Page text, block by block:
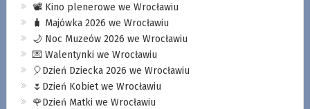
📽️ Kino plenerowe we Wrocławiu
🧳 Majówka 2026 we Wrocławiu
🌙 Noc Muzeów 2026 we Wrocławiu
💌 Walentynki we Wrocławiu
🎈Dzień Dziecka 2026 we Wrocławiu
🌷Dzień Kobiet we Wrocławiu
🌹Dzień Matki we Wrocławiu